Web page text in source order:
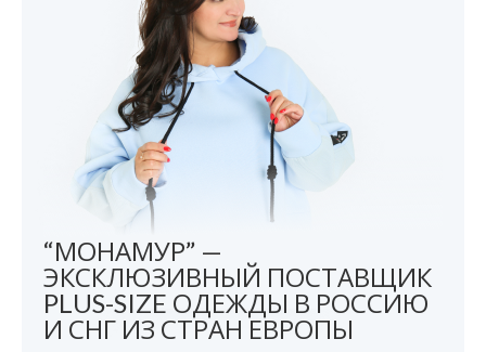
“МОНАМУР” —
ЭКСКЛЮЗИВНЫЙ ПОСТАВЩИК
PLUS-SIZE ОДЕЖДЫ В РОССИЮ
И СНГ ИЗ СТРАН ЕВРОПЫ